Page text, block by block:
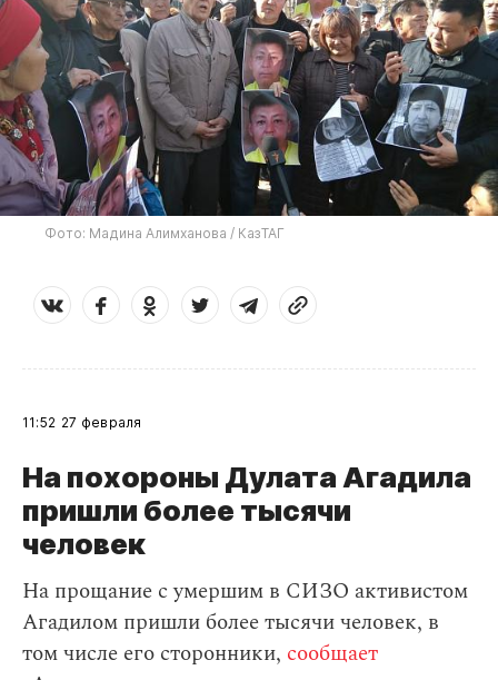
Фото: Мадина Алимханова / КазТАГ
11:52 27 февраля
​На похороны Дулата Агадила
пришли более тысячи
человек
На прощание с умершим в СИЗО активистом
Агадилом пришли более тысячи человек, в
том числе его сторонники, сообщает